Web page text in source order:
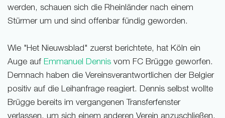
werden, schauen sich die Rheinländer nach einem
Stürmer um und sind offenbar fündig geworden.
Wie "Het Nieuwsblad" zuerst berichtete, hat Köln ein
Auge auf Emmanuel Dennis vom FC Brügge geworfen.
Demnach haben die Vereinsverantwortlichen der Belgier
positiv auf die Leihanfrage reagiert. Dennis selbst wollte
Brügge bereits im vergangenen Transferfenster